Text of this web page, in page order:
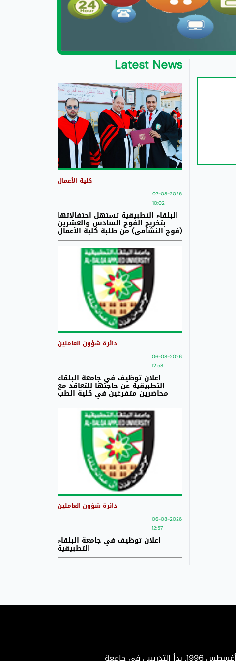
Latest News
كلية الأعمال
07-08-2026
10:02
البلقاء التطبيقية تستهل احتفالاتها
بتخريج الفوج السادس والعشرين
(فوج النشامى) من طلبة كلية الأعمال
دائرة شؤون العاملين
06-08-2026
12:58
اعلان توظيف في جامعة البلقاء
التطبيقية عن حاجتها للتعاقد مع
محاضرين متفرغين في كلية الطب
دائرة شؤون العاملين
06-08-2026
12:57
اعلان توظيف في جامعة البلقاء
التطبيقية